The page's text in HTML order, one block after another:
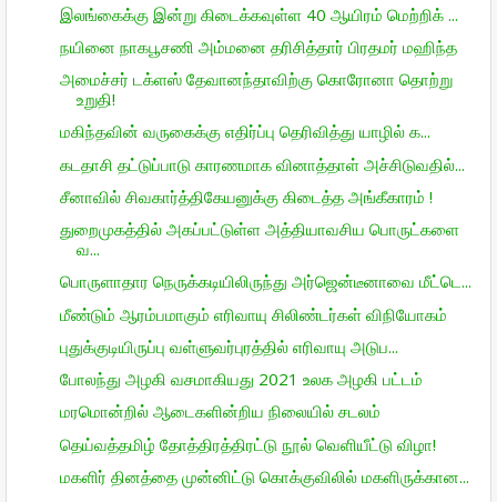
இலங்கைக்கு இன்று கிடைக்கவுள்ள 40 ஆயிரம் மெற்றிக் ...
நயினை நாகபூசணி அம்மனை தரிசித்தார் பிரதமர் மஹிந்த
அமைச்சர் டக்ளஸ் தேவானந்தாவிற்கு கொரோனா தொற்று
உறுதி!
மகிந்தவின் வருகைக்கு எதிர்ப்பு தெரிவித்து யாழில் க...
கடதாசி தட்டுப்பாடு காரணமாக வினாத்தாள் அச்சிடுவதில்...
சீனாவில் சிவகார்த்திகேயனுக்கு கிடைத்த அங்கீகாரம் !
துறைமுகத்தில் அகப்பட்டுள்ள அத்தியாவசிய பொருட்களை
வ...
பொருளாதார நெருக்கடியிலிருந்து அர்ஜென்டீனாவை மீட்டெ...
மீண்டும் ஆரம்பமாகும் எரிவாயு சிலிண்டர்கள் விநியோகம்
புதுக்குடியிருப்பு வள்ளுவர்புரத்தில் எரிவாயு அடுப...
போலந்து அழகி வசமாகியது 2021 உலக அழகி பட்டம்
மரமொன்றில் ஆடைகளின்றிய நிலையில் சடலம்
தெய்வத்தமிழ் தோத்திரத்திரட்டு நூல் வெளியீட்டு விழா!
மகளிர் தினத்தை முன்னிட்டு கொக்குவிலில் மகளிருக்கான...